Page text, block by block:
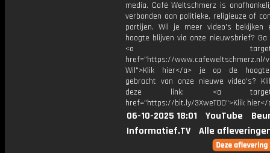
media. Café Weltschmerz is
verbonden aan politieke, religieuze of
partijen. Wil je meer video's bekijken
hoogte blijven via onze nieuwsbrief? Ga
<a
href="https://www.cafeweltschmerz.nl/
Wil">Klik hier</a> je op de
gebracht van onze nieuwe video's?
deze link: <a
href="https://bit.ly/3XweTO0">Klik hier</
06-10-2025 18:01 YouTube
Informatief.TV
Alle